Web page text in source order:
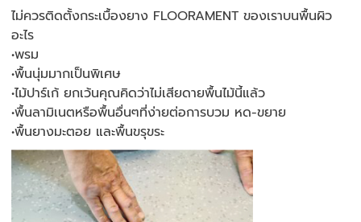
ไม่ควรติดตั้งกระเบื้องยาง FLOORAMENT ของเราบนพื้นผิว
อะไร
•พรม
•พื้นนุ่มมากเป็นพิเศษ
•ไม้ปาร์เก้ ยกเว้นคุณคิดว่าไม่เสียดายพื้นไม้นี้แล้ว
•พื้นลามิเนตหรือพื้นอื่นๆที่ง่ายต่อการบวม หด-ขยาย
•พื้นยางมะตอย และพื้นขรุขระ